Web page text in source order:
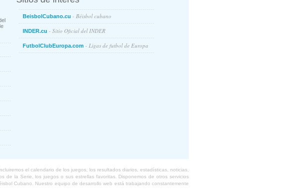
BeisbolCubano.cu - Béisbol cubano
INDER.cu - Sitio Oficial del INDER
FutbolClubEuropa.com - Ligas de futbol de Europa
el calendario de los juegos, los resultados diarios, estadísticas, noticias,
de la Serie, los juegos o sus estrellas favoritas. Disponemos de otros servicios
Cubano. Nuestro equipo de desarrollo web está trabajando constantemente